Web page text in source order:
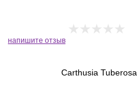
напишите отзыв
Carthusia Tuberosa